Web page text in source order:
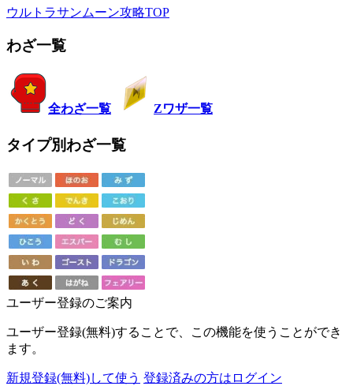
ウルトラサンムーン攻略TOP
わざ一覧
全わざ一覧 Zワザ一覧
タイプ別わざ一覧
ユーザー登録のご案内
ユーザー登録(無料)することで、この機能を使うことができ
ます。
新規登録(無料)して使う 登録済みの方はログイン